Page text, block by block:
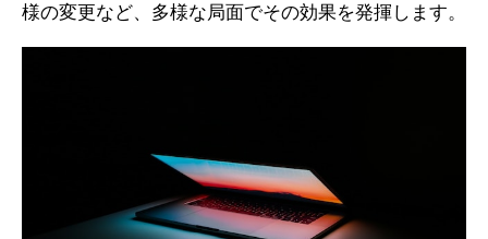
様の変更など、多様な局面でその効果を発揮します。